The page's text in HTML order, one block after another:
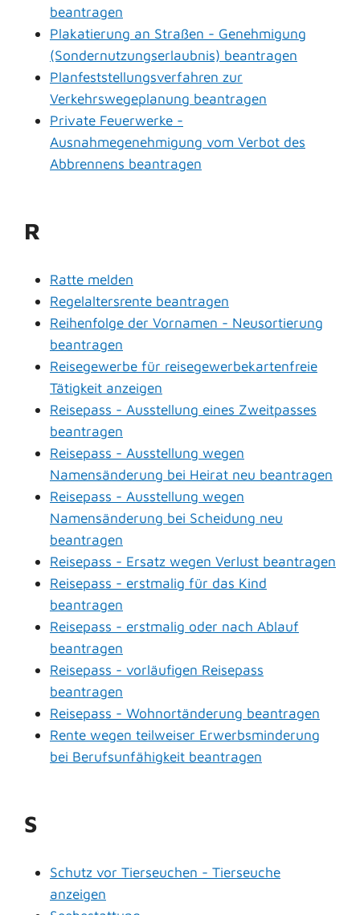
beantragen
Plakatierung an Straßen - Genehmigung
(Sondernutzungserlaubnis) beantragen
Planfeststellungsverfahren zur
Verkehrswegeplanung beantragen
Private Feuerwerke -
Ausnahmegenehmigung vom Verbot des
Abbrennens beantragen
R
Ratte melden
Regelaltersrente beantragen
Reihenfolge der Vornamen - Neusortierung
beantragen
Reisegewerbe für reisegewerbekartenfreie
Tätigkeit anzeigen
Reisepass - Ausstellung eines Zweitpasses
beantragen
Reisepass - Ausstellung wegen
Namensänderung bei Heirat neu beantragen
Reisepass - Ausstellung wegen
Namensänderung bei Scheidung neu
beantragen
Reisepass - Ersatz wegen Verlust beantragen
Reisepass - erstmalig für das Kind
beantragen
Reisepass - erstmalig oder nach Ablauf
beantragen
Reisepass - vorläufigen Reisepass
beantragen
Reisepass - Wohnortänderung beantragen
Rente wegen teilweiser Erwerbsminderung
bei Berufsunfähigkeit beantragen
S
Schutz vor Tierseuchen - Tierseuche
anzeigen